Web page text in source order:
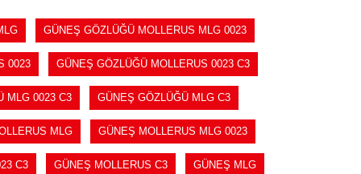
GÜNEŞ GÖZLÜĞÜ MOLLERUS MLG 0023
0023 GÜNEŞ GÖZLÜĞÜ MOLLERUS 0023 C3
MLG 0023 C3 GÜNEŞ GÖZLÜĞÜ MLG C3
MLG GÜNEŞ MOLLERUS MLG 0023
C3 GÜNEŞ MOLLERUS C3 GÜNEŞ MLG